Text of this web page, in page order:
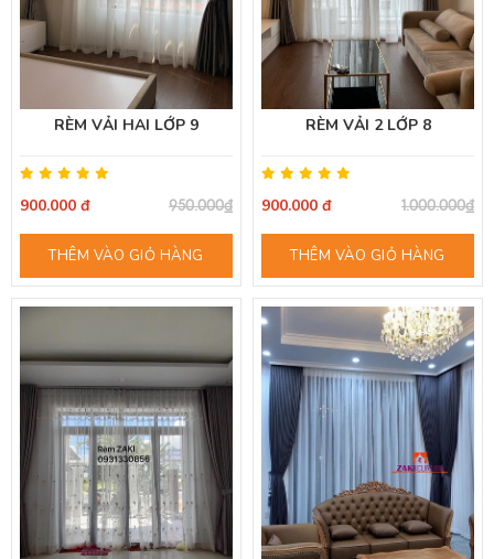
RÈM VẢI HAI LỚP 9
900.000 đ 950.000₫
THÊM VÀO GIỎ HÀNG
RÈM VẢI 2 LỚP 8
900.000 đ 1.000.000₫
THÊM VÀO GIỎ HÀNG